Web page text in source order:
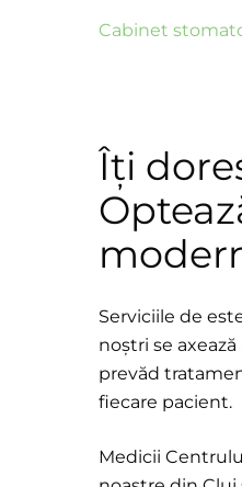
Cabinet
Îți
Serviciile de
noștri se
prevăd
fiecare pacient.
Medicii